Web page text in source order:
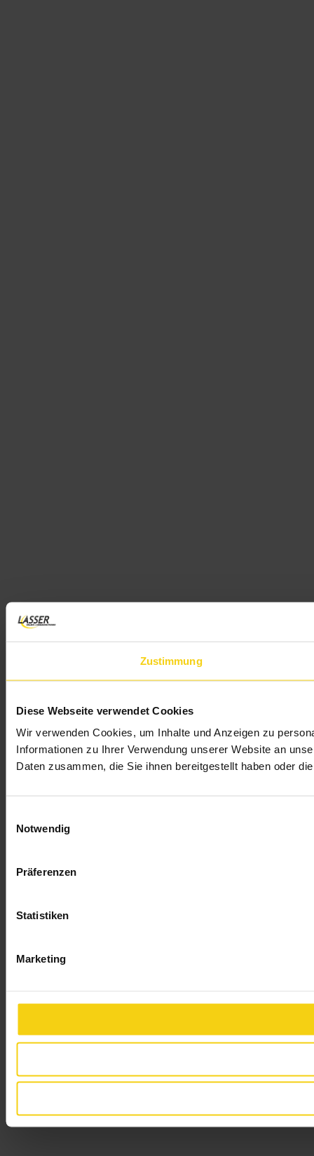
Zustimmung
Diese Webseite verwendet Cookies
Wir verwenden Cookies, um Inhalte und Anzeigen zu
Informationen zu Ihrer Verwendung unserer Website an
Daten zusammen, die Sie ihnen bereitgestellt haben oder
Notwendig
Präferenzen
Statistiken
Marketing